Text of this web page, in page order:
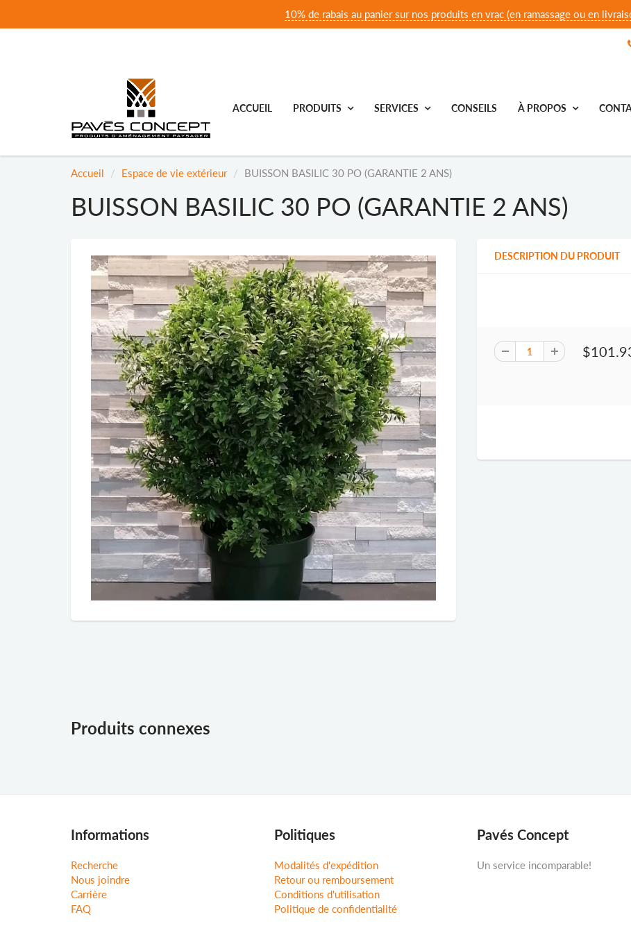
10% de rabais au panier sur nos produits en vrac (en ramassage ou en
ACCUEIL PRODUITS SERVICES CONSEILS À PROPOS
Accueil Espace de vie extérieur BUISSON BASILIC 30 PO (GARANTIE 2 ANS)
BUISSON BASILIC 30 PO (GARANTIE 2 ANS)
DESCRIPTION DU PRODUIT
Produits connexes
Informations
Recherche
Nous joindre
Carrière
FAQ
Politiques
Modalités d'expédition
Retour ou remboursement
Conditions d'utilisation
Politique de confidentialité
Pavés Concept
Un service incomparable!